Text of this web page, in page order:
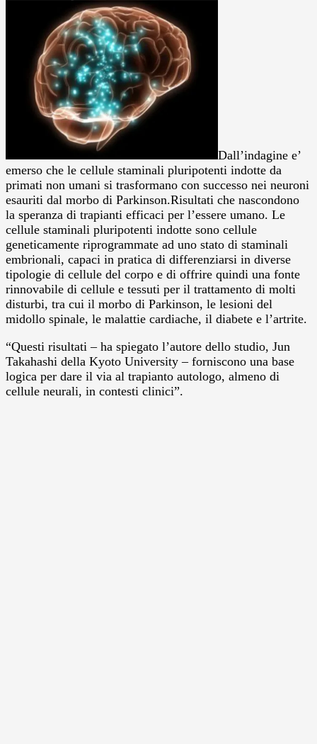
Dall’indagine e’
emerso che le cellule staminali pluripotenti indotte da
primati non umani si trasformano con successo nei neuroni
esauriti dal morbo di Parkinson.Risultati che nascondono
la speranza di trapianti efficaci per l’essere umano. Le
cellule staminali pluripotenti indotte sono cellule
geneticamente riprogrammate ad uno stato di staminali
embrionali, capaci in pratica di differenziarsi in diverse
tipologie di cellule del corpo e di offrire quindi una fonte
rinnovabile di cellule e tessuti per il trattamento di molti
disturbi, tra cui il morbo di Parkinson, le lesioni del
midollo spinale, le malattie cardiache, il diabete e l’artrite.
“Questi risultati – ha spiegato l’autore dello studio, Jun
Takahashi della Kyoto University – forniscono una base
logica per dare il via al trapianto autologo, almeno di
cellule neurali, in contesti clinici”.